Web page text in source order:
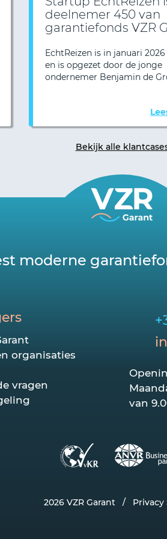
deelnemer 450 van
garantiefonds VZR
EchtReizen is in januari
en is opgezet door de jonge
ondernemer Benjamin de
Bekijk alle
moderne
organisaties
vragen
van
2026 VZR Garant /